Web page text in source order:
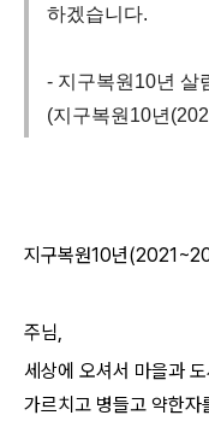
하겠습니다.
- 지구복원10년 살
(지구복원10년
지구복원10년
주님,
세상에 오셔서 마을과
가르치고 병들고 약한